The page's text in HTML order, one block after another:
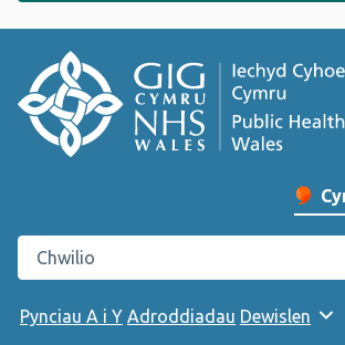
Chwilio gwefan Iechyd Cyhoeddus Cymru
Pynciau A i Y Adroddiadau Dewislen